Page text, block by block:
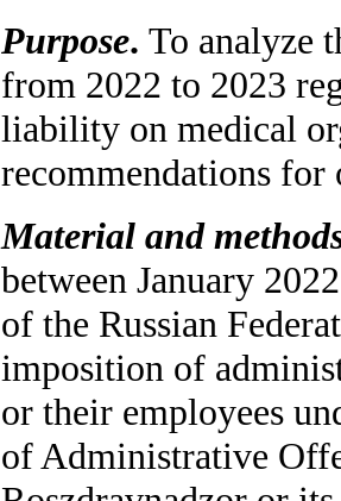
Purpose. To analyze
from 2022 to 2023
liability on medical
recommendations for
Material and
between January
of the Russian
imposition of
or their employees
of Administrative